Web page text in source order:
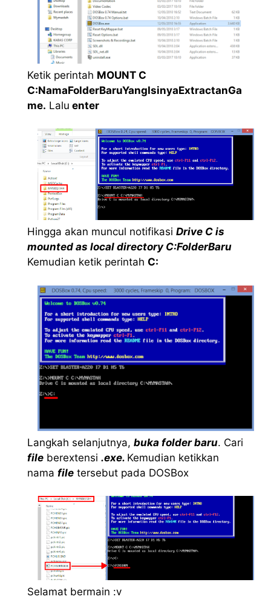
Ketik perintah MOUNT C
C:NamaFolderBaruYangIsinyaExtractanGa
me. Lalu enter
Hingga akan muncul notifikasi Drive C is
mounted as local directory C:FolderBaru
Kemudian ketik perintah C:
Langkah selanjutnya, buka folder baru. Cari
file berextensi .exe. Kemudian ketikkan
nama file tersebut pada DOSBox
Selamat bermain :v